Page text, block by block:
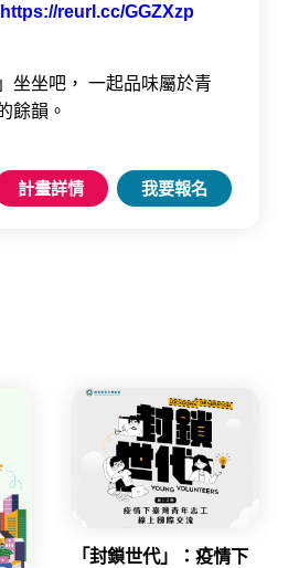
https://reurl.cc/GGZXzp
坐坐吧， 一起品味屬於青
餘韻。
計畫詳情 我要報名
「封鎖世代」：疫情下